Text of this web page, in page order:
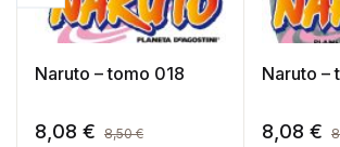
Naruto – tomo 018
8,08 € 8,50€
Naruto –
8,08 €